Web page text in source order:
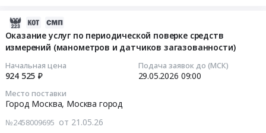
Оказание услуг по периодической поверке средств
измерений (манометров и датчиков загазованности)
Начальная цена
924 525 ₽
Подача заявок до (МСК)
29.05.2026 09:00
Место поставки
Город Москва, Москва город
№2458009695 от 21.05.26